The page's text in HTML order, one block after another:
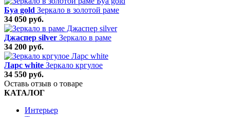
Буа gold Зеркало в золотой раме
34 050 руб.
Джаспер silver Зеркало в раме
34 200 руб.
Ларс white Зеркало кргулое
34 550 руб.
Оставь отзыв о товаре
КАТАЛОГ
Интерьер